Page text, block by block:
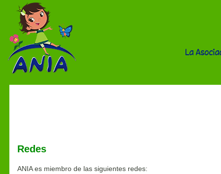
La
Redes
ANIA es miembro de las siguientes redes: